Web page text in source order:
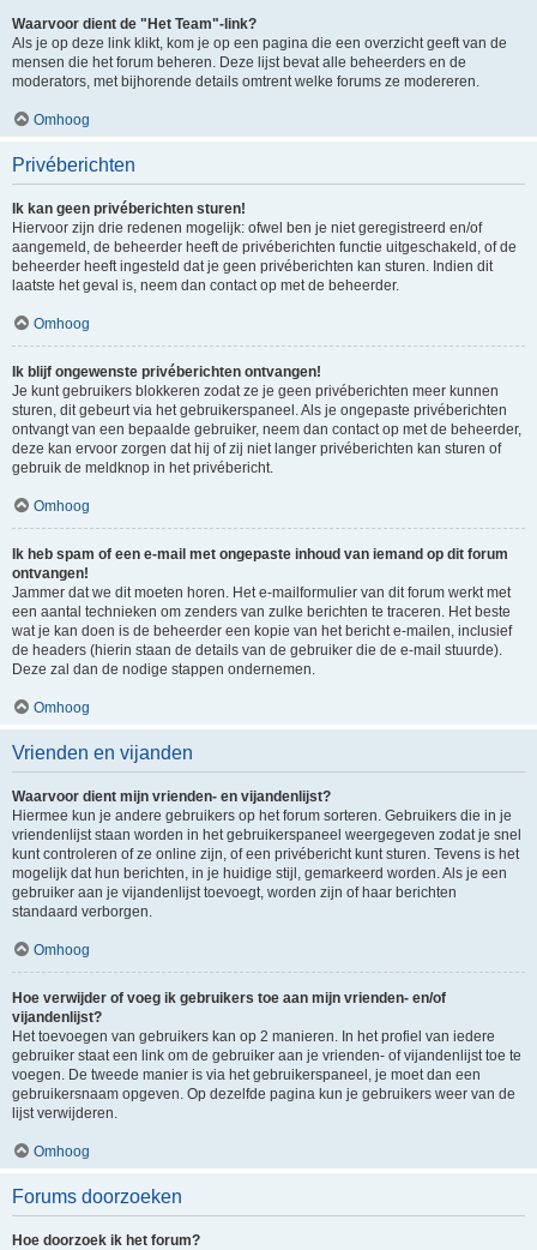
Waarvoor dient de "Het Team"-link?
Als je op deze link klikt, kom je op een pagina die een overzicht geeft van de
mensen die het forum beheren. Deze lijst bevat alle beheerders en de
moderators, met bijhorende details omtrent welke forums ze modereren.
Omhoog
Privéberichten
Ik kan geen privéberichten sturen!
Hiervoor zijn drie redenen mogelijk: ofwel ben je niet geregistreerd en/of
aangemeld, de beheerder heeft de privéberichten functie uitgeschakeld, of de
beheerder heeft ingesteld dat je geen privéberichten kan sturen. Indien dit
laatste het geval is, neem dan contact op met de beheerder.
Omhoog
Ik blijf ongewenste privéberichten ontvangen!
Je kunt gebruikers blokkeren zodat ze je geen privéberichten meer kunnen
sturen, dit gebeurt via het gebruikerspaneel. Als je ongepaste privéberichten
ontvangt van een bepaalde gebruiker, neem dan contact op met de beheerder,
deze kan ervoor zorgen dat hij of zij niet langer privéberichten kan sturen of
gebruik de meldknop in het privébericht.
Omhoog
Ik heb spam of een e-mail met ongepaste inhoud van iemand op dit forum
ontvangen!
Jammer dat we dit moeten horen. Het e-mailformulier van dit forum werkt met
een aantal technieken om zenders van zulke berichten te traceren. Het beste
wat je kan doen is de beheerder een kopie van het bericht e-mailen, inclusief
de headers (hierin staan de details van de gebruiker die de e-mail stuurde).
Deze zal dan de nodige stappen ondernemen.
Omhoog
Vrienden en vijanden
Waarvoor dient mijn vrienden- en vijandenlijst?
Hiermee kun je andere gebruikers op het forum sorteren. Gebruikers die in je
vriendenlijst staan worden in het gebruikerspaneel weergegeven zodat je snel
kunt controleren of ze online zijn, of een privébericht kunt sturen. Tevens is het
mogelijk dat hun berichten, in je huidige stijl, gemarkeerd worden. Als je een
gebruiker aan je vijandenlijst toevoegt, worden zijn of haar berichten
standaard verborgen.
Omhoog
Hoe verwijder of voeg ik gebruikers toe aan mijn vrienden- en/of
vijandenlijst?
Het toevoegen van gebruikers kan op 2 manieren. In het profiel van iedere
gebruiker staat een link om de gebruiker aan je vrienden- of vijandenlijst toe te
voegen. De tweede manier is via het gebruikerspaneel, je moet dan een
gebruikersnaam opgeven. Op dezelfde pagina kun je gebruikers weer van de
lijst verwijderen.
Omhoog
Forums doorzoeken
Hoe doorzoek ik het forum?